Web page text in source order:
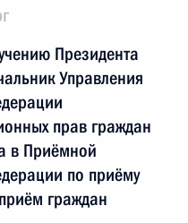
Президента
Управления
прав граждан
в Приёмной
по приёму
граждан